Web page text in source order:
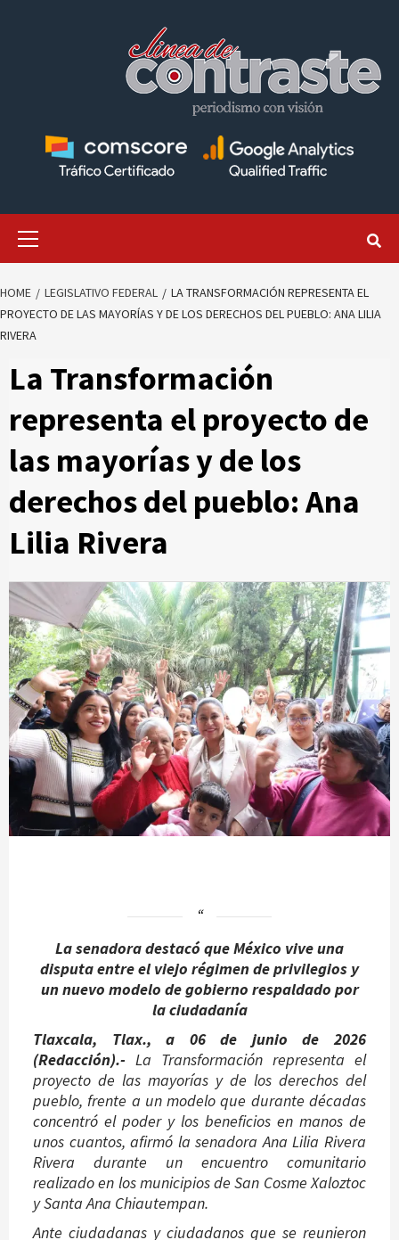
HOME LEGISLATIVO FEDERAL
LA TRANSFORMACIÓN REPRESENTA EL
PROYECTO DE LAS MAYORÍAS Y DE LOS DERECHOS DEL PUEBLO: ANA LILIA
RIVERA
La Transformación
representa el proyecto de
las mayorías y de los
derechos del pueblo: Ana
Lilia Rivera
La senadora destacó que México vive una
disputa entre el viejo régimen de privilegios y
un nuevo modelo de gobierno respaldado por
la ciudadanía
Tlaxcala, Tlax., a 06 de junio de 2026
(Redacción).- La Transformación representa el
proyecto de las mayorías y de los derechos del
pueblo, frente a un modelo que durante décadas
concentró el poder y los beneficios en manos de
unos cuantos, afirmó la senadora Ana Lilia Rivera
Rivera durante un encuentro comunitario
realizado en los municipios de San Cosme Xaloztoc
y Santa Ana Chiautempan.
Ante ciudadanas y ciudadanos que se reunieron